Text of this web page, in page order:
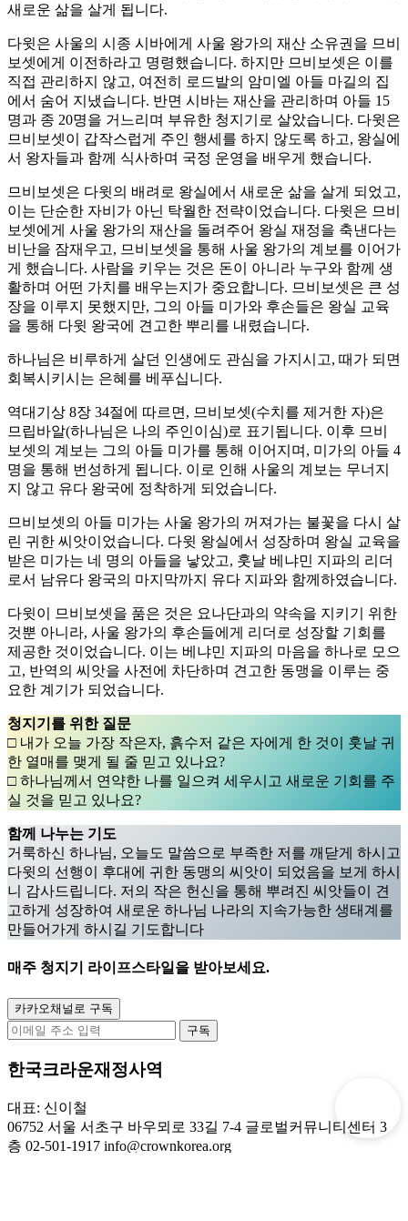
새로운 삶을 살게 됩니다.
다윗은 사울의 시종 시바에게 사울 왕가의 재산 소유권을 므비
보셋에게 이전하라고 명령했습니다. 하지만 므비보셋은 이를
직접 관리하지 않고, 여전히 로드발의 암미엘 아들 마길의 집
에서 숨어 지냈습니다. 반면 시바는 재산을 관리하며 아들 15
명과 종 20명을 거느리며 부유한 청지기로 살았습니다. 다윗은
므비보셋이 갑작스럽게 주인 행세를 하지 않도록 하고, 왕실에
서 왕자들과 함께 식사하며 국정 운영을 배우게 했습니다.
므비보셋은 다윗의 배려로 왕실에서 새로운 삶을 살게 되었고,
이는 단순한 자비가 아닌 탁월한 전략이었습니다. 다윗은 므비
보셋에게 사울 왕가의 재산을 돌려주어 왕실 재정을 축낸다는
비난을 잠재우고, 므비보셋을 통해 사울 왕가의 계보를 이어가
게 했습니다. 사람을 키우는 것은 돈이 아니라 누구와 함께 생
활하며 어떤 가치를 배우는지가 중요합니다. 므비보셋은 큰 성
장을 이루지 못했지만, 그의 아들 미가와 후손들은 왕실 교육
을 통해 다윗 왕국에 견고한 뿌리를 내렸습니다.
하나님은 비루하게 살던 인생에도 관심을 가지시고, 때가 되면
회복시키시는 은혜를 베푸십니다.
역대기상 8장 34절에 따르면, 므비보셋(수치를 제거한 자)은
므립바알(하나님은 나의 주인이심)로 표기됩니다. 이후 므비
보셋의 계보는 그의 아들 미가를 통해 이어지며, 미가의 아들 4
명을 통해 번성하게 됩니다. 이로 인해 사울의 계보는 무너지
지 않고 유다 왕국에 정착하게 되었습니다.
므비보셋의 아들 미가는 사울 왕가의 꺼져가는 불꽃을 다시 살
린 귀한 씨앗이었습니다. 다윗 왕실에서 성장하며 왕실 교육을
받은 미가는 네 명의 아들을 낳았고, 훗날 베냐민 지파의 리더
로서 남유다 왕국의 마지막까지 유다 지파와 함께하였습니다.
다윗이 므비보셋을 품은 것은 요나단과의 약속을 지키기 위한
것뿐 아니라, 사울 왕가의 후손들에게 리더로 성장할 기회를
제공한 것이었습니다. 이는 베냐민 지파의 마음을 하나로 모으
고, 반역의 씨앗을 사전에 차단하며 견고한 동맹을 이루는 중
요한 계기가 되었습니다.
청지기를 위한 질문
□ 내가 오늘 가장 작은자, 흙수저 같은 자에게 한 것이 훗날 귀
한 열매를 맺게 될 줄 믿고 있나요?
□ 하나님께서 연약한 나를 일으켜 세우시고 새로운 기회를 주
실 것을 믿고 있나요?
함께 나누는 기도
거룩하신 하나님, 오늘도 말씀으로 부족한 저를 깨닫게 하시고
다윗의 선행이 후대에 귀한 동맹의 씨앗이 되었음을 보게 하시
니 감사드립니다. 저의 작은 헌신을 통해 뿌려진 씨앗들이 견
고하게 성장하여 새로운 하나님 나라의 지속가능한 생태계를
만들어가게 하시길 기도합니다
매주 청지기 라이프스타일을 받아보세요.
카카오채널로 구독
구독
한국크라운재정사역
대표: 신이철
06752 서울 서초구 바우뫼로 33길 7-4 글로벌커뮤니티센터 3
층 02-501-1917 info@crownkorea.org
후원